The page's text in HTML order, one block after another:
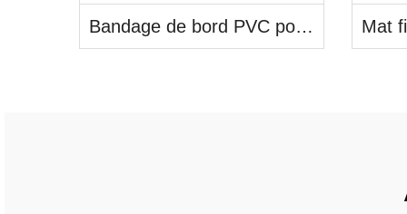
Bandage de bord PVC pour meubles